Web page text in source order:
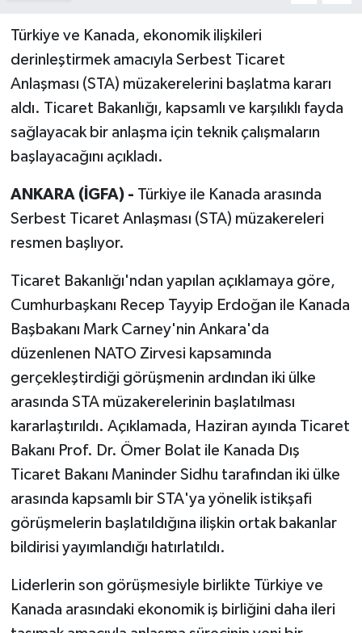
Türkiye ve Kanada, ekonomik ilişkileri
derinleştirmek amacıyla Serbest Ticaret
Anlaşması (STA) müzakerelerini başlatma kararı
aldı. Ticaret Bakanlığı, kapsamlı ve karşılıklı fayda
sağlayacak bir anlaşma için teknik çalışmaların
başlayacağını açıkladı.
ANKARA (İGFA) - Türkiye ile Kanada arasında
Serbest Ticaret Anlaşması (STA) müzakereleri
resmen başlıyor.
Ticaret Bakanlığı'ndan yapılan açıklamaya göre,
Cumhurbaşkanı Recep Tayyip Erdoğan ile Kanada
Başbakanı Mark Carney'nin Ankara'da
düzenlenen NATO Zirvesi kapsamında
gerçekleştirdiği görüşmenin ardından iki ülke
arasında STA müzakerelerinin başlatılması
kararlaştırıldı. Açıklamada, Haziran ayında Ticaret
Bakanı Prof. Dr. Ömer Bolat ile Kanada Dış
Ticaret Bakanı Maninder Sidhu tarafından iki ülke
arasında kapsamlı bir STA'ya yönelik istikşafi
görüşmelerin başlatıldığına ilişkin ortak bakanlar
bildirisi yayımlandığı hatırlatıldı.
Liderlerin son görüşmesiyle birlikte Türkiye ve
Kanada arasındaki ekonomik iş birliğini daha ileri